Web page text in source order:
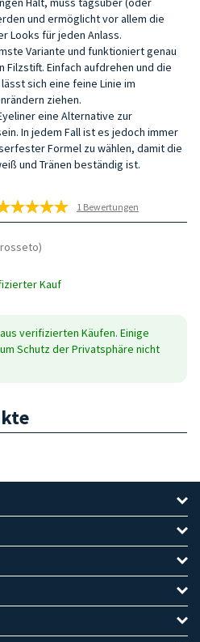
und ermöglicht vor allem die
Looks für jeden Anlass.
Variante und funktioniert genau
Einfach aufdrehen und die
sich eine feine Linie im
ziehen.
eine Alternative zur
In jedem Fall ist es jedoch immer
Formel zu wählen, damit die
und Tränen beständig ist.
1 Bewertungen
Kauf
verifizierten Käufen. Einige
Schutz der Privatsphäre nicht